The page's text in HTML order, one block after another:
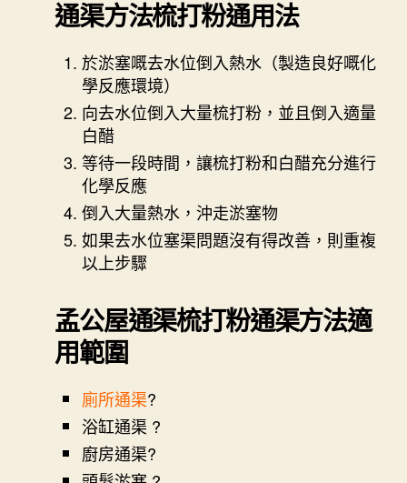
通渠方法梳打粉通用法
於淤塞嘅去水位倒入熱水（製造良好嘅化
學反應環境）
向去水位倒入大量梳打粉，並且倒入適量
白醋
等待一段時間，讓梳打粉和白醋充分進行
化學反應
倒入大量熱水，沖走淤塞物
如果去水位塞渠問題沒有得改善，則重複
以上步驟
孟公屋通渠梳打粉通渠方法適
用範圍
廁所通渠?
浴缸通渠 ?
廚房通渠?